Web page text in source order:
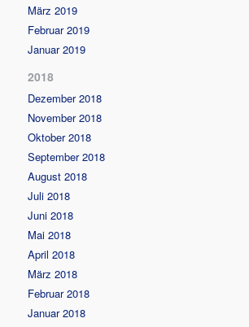
März 2019
Februar 2019
Januar 2019
2018
Dezember 2018
November 2018
Oktober 2018
September 2018
August 2018
Juli 2018
Juni 2018
Mai 2018
April 2018
März 2018
Februar 2018
Januar 2018